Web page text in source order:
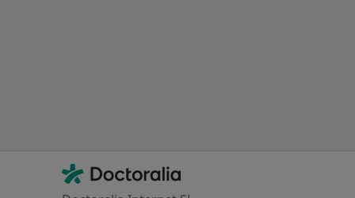
Contacto
Doctoralia - Página de inicio